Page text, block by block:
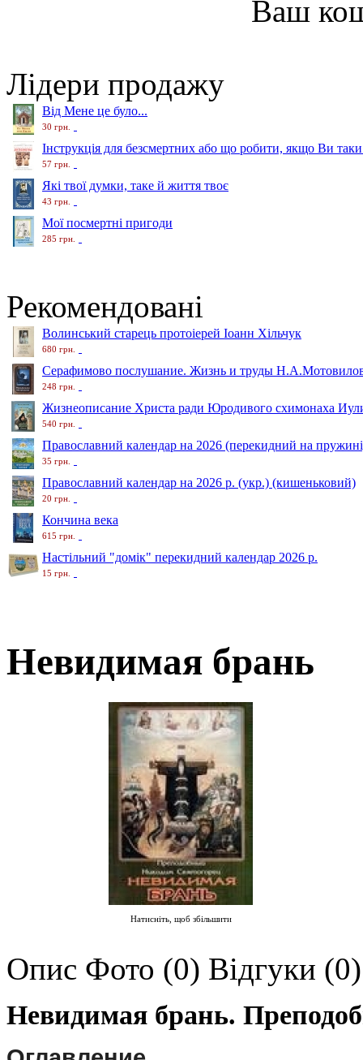
Ваш
Лідери продажу
Від Мене це було...
30 грн.
Інструкція для безсмертних або що робити, якщо Ви
57 грн.
Які твої думки, таке й життя твоє
43 грн.
Мої посмертні пригоди
285 грн.
Рекомендовані
Волинський старець протоіерей Іоанн Хільчук
680 грн.
Серафимово послушание. Жизнь и труды
248 грн.
Жизнеописание Христа ради Юродивого схимонаха
540 грн.
Православний календар на 2026 (перекидний на
35 грн.
Православний календар на 2026 р. (укр.) (кишеньковий)
20 грн.
Кончина века
615 грн.
Настільний "домік" перекидний календар 2026 р.
15 грн.
Невидимая брань
Натисніть, щоб збільшити
Опис Фото (0) Відгуки (0)
Невидимая брань.